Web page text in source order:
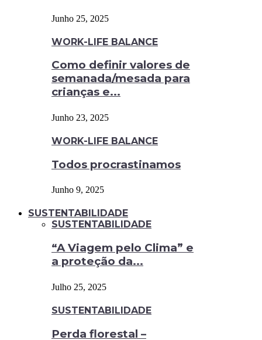
Junho 25, 2025
WORK-LIFE BALANCE
Como definir valores de
semanada/mesada para
crianças e...
Junho 23, 2025
WORK-LIFE BALANCE
Todos procrastinamos
Junho 9, 2025
SUSTENTABILIDADE
SUSTENTABILIDADE
“A Viagem pelo Clima” e
a proteção da...
Julho 25, 2025
SUSTENTABILIDADE
Perda florestal –